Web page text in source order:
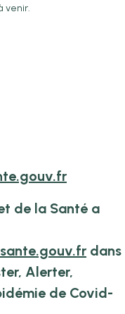
venir.
de la Santé a
dans
Alerter,
de Covid-